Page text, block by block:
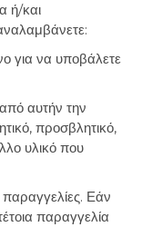
ή/και
για να υποβάλετε
αυτήν την
προσβλητικό,
υλικό που
Εάν
παραγγελία